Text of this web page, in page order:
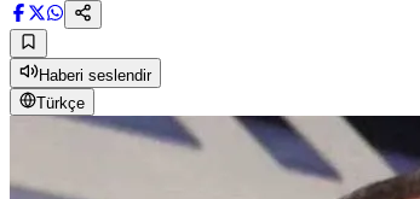
Haberi seslendir
Türkçe